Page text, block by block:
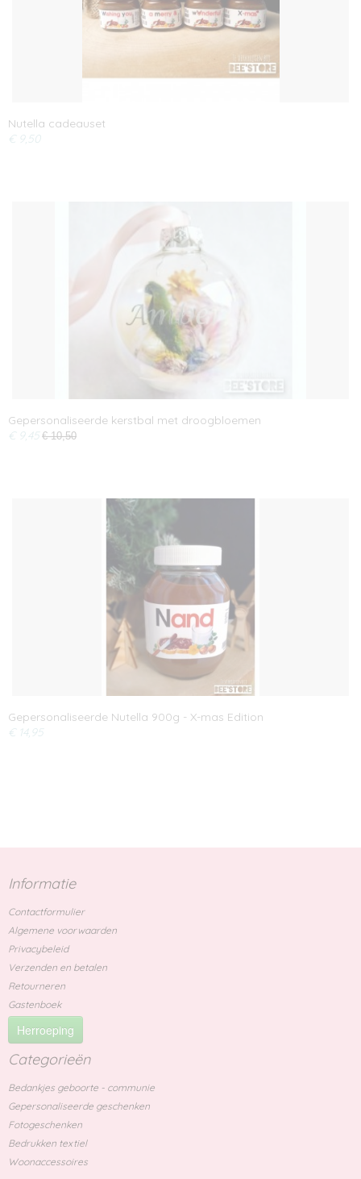
Nutella cadeauset
€ 9,50
Gepersonaliseerde kerstbal met droogbloemen
€ 9,45 € 10,50
Gepersonaliseerde Nutella 900g - X-mas Edition
€ 14,95
Informatie
Contactformulier
Algemene voorwaarden
Privacybeleid
Verzenden en betalen
Retourneren
Gastenboek
Herroeping
Categorieën
Bedankjes geboorte - communie
Gepersonaliseerde geschenken
Fotogeschenken
Bedrukken textiel
Woonaccessoires